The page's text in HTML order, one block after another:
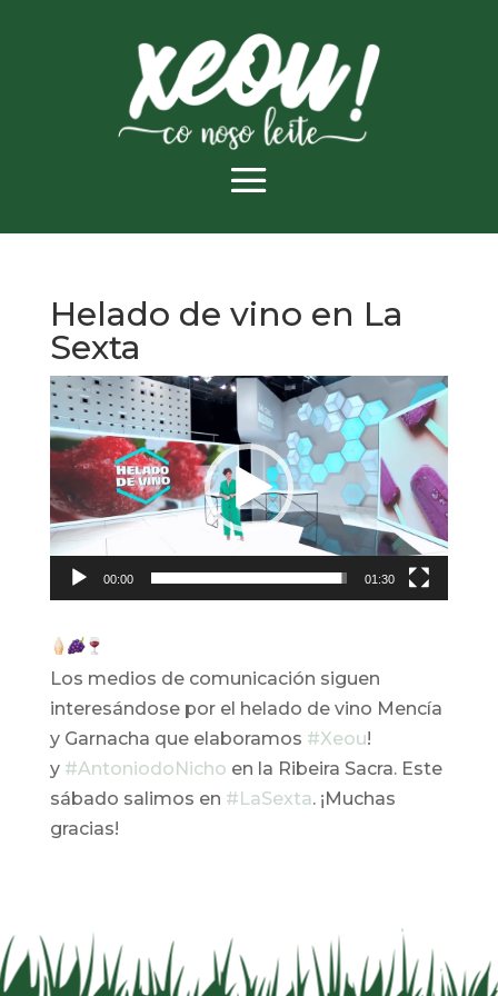
Helado de vino en La
Sexta
Reproductor
de
vídeo
00:00 01:30
Los medios de comunicación siguen
interesándose por el helado de vino Mencía
y Garnacha que elaboramos #Xeou!
y #AntoniodoNicho en la Ribeira Sacra. Este
sábado salimos en #LaSexta. ¡Muchas
gracias!